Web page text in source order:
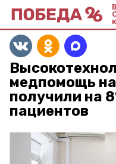
медпомощь
получили на
пациентов